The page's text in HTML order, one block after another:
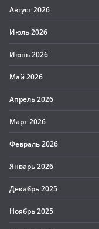
Август 2026
Июль 2026
Июнь 2026
Май 2026
Апрель 2026
Март 2026
Февраль 2026
Январь 2026
Декабрь 2025
Ноябрь 2025